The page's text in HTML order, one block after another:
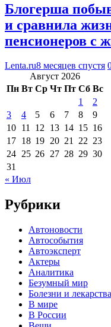
Блогерша
и сравнила
пенсионеров с
Lenta.ru8 месяцев спустя
Август 2026
Пн Вт Ср Чт Пт Сб Вс
1
2
3
4 5 6 7 8
9
10 11 12 13 14 15 16
17 18 19 20 21 22 23
24 25 26 27 28 29 30
31
« Июл
Рубрики
Автоновости
Автособытия
Автоэксперт
Актеры
Аналитика
Безумный мир
Болезни и лекарства
В мире
В России